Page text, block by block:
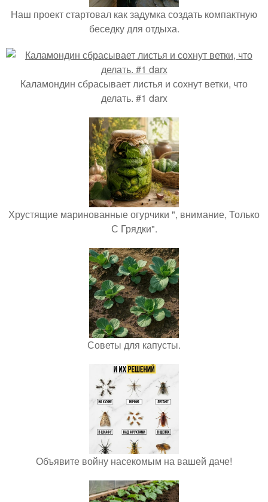
Наш проект стартовал как задумка создать компактную
беседку для отдыха.
Каламондин сбрасывает листья и сохнут ветки, что
делать. #1 darx
Хрустящие маринованные огурчики ", внимание, Только
С Грядки".
Советы для капусты.
Объявите войну насекомым на вашей даче!